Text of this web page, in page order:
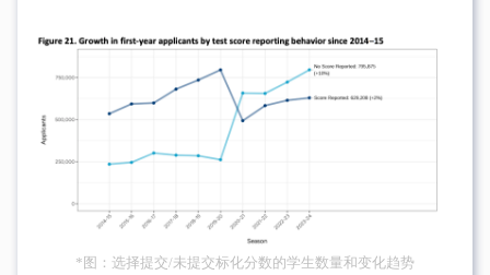
*图：选择提交/未提交标化分数的学生数量和变化趋势